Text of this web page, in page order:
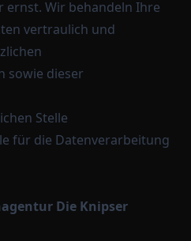
ernst. Wir behandeln Ihre
vertraulich und
sowie dieser
Stelle
für die Datenverarbeitung
Die Knipser